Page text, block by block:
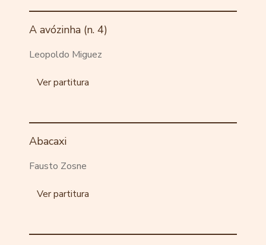
A avózinha (n. 4)
Leopoldo Miguez
Ver partitura
Abacaxi
Fausto Zosne
Ver partitura